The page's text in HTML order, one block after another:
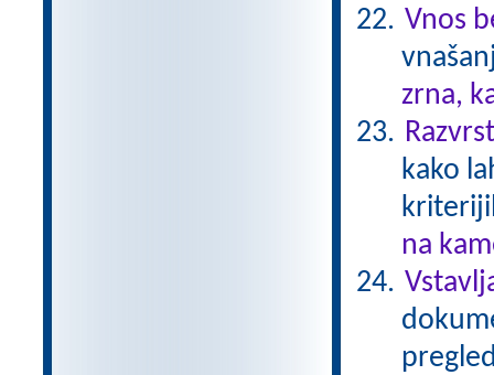
Vnos
zrna,
kako
na